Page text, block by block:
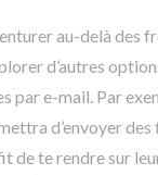
au-delà des
d’autres
par e-mail. Par
d’envoyer des
de te rendre sur